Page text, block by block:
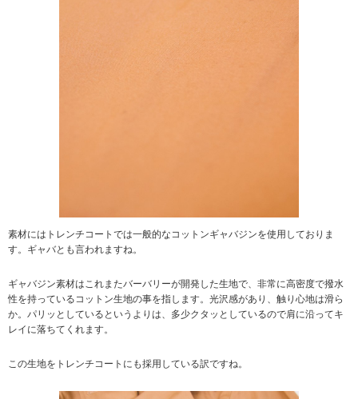
素材にはトレンチコートでは一般的なコットンギャバジンを使用しておりま
す。ギャバとも言われますね。
ギャバジン素材はこれまたバーバリーが開発した生地で、非常に高密度で撥水
性を持っているコットン生地の事を指します。光沢感があり、触り心地は滑ら
か。パリッとしているというよりは、多少クタッとしているので肩に沿ってキ
レイに落ちてくれます。
この生地をトレンチコートにも採用している訳ですね。